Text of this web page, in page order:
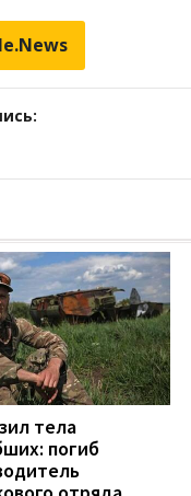
тела
погиб